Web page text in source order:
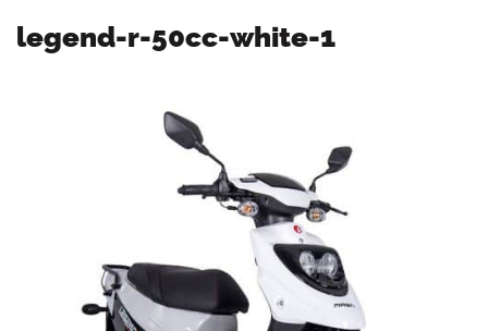
legend-r-50cc-white-1